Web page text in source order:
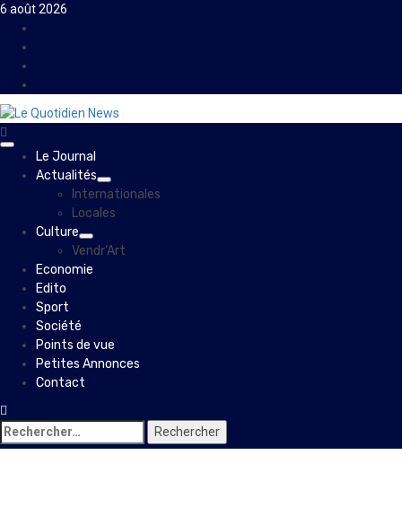
Skip
content
6 août 2026
Primary
Menu
Le Journal
Actualités
Internationales
Locales
Culture
Vendr’Art
Economie
Edito
Sport
Société
Points de vue
Petites Annonces
Contact
Rechercher :